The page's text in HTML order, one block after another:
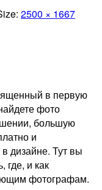
2500 × 1667
в первую
фото
большую
и
дизайне. Тут вы
где, и как
фотографам.